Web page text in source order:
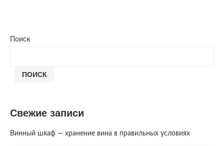
Поиск
ПОИСК
Свежие записи
Винный шкаф — хранение вина в правильных условиях